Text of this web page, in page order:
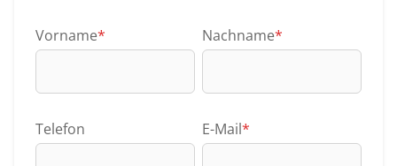
Vorname* Nachname*
Telefon E-Mail*